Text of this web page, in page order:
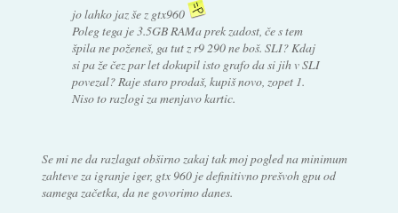
jo lahko jaz še z gtx960
Poleg tega je 3.5GB RAMa prek zadost, če s tem
špila ne poženeš, ga tut z r9 290 ne boš. SLI? Kdaj
si pa že čez par let dokupil isto grafo da si jih v SLI
povezal? Raje staro prodaš, kupiš novo, zopet 1.
Niso to razlogi za menjavo kartic.
Se mi ne da razlagat obširno zakaj tak moj pogled na minimum
zahteve za igranje iger, gtx 960 je definitivno prešvoh gpu od
samega začetka, da ne govorimo danes.